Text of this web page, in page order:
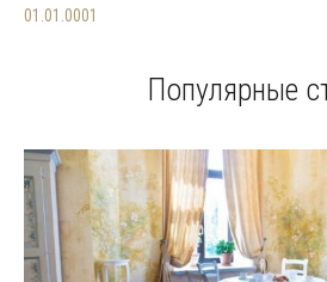
01.01.0001
Популярные